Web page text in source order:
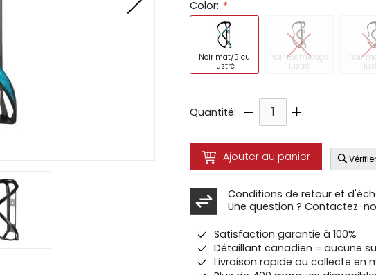
Color: *
Noir mat/Bleu
lustré
Noir mat/Rouge
lustré
Noir
Quantité: – +
Ajouter au panier
Conditions de retour et
Une question ? Contactez-
Satisfaction garantie à 100%
Détaillant canadien = aucune
Livraison rapide ou collecte en